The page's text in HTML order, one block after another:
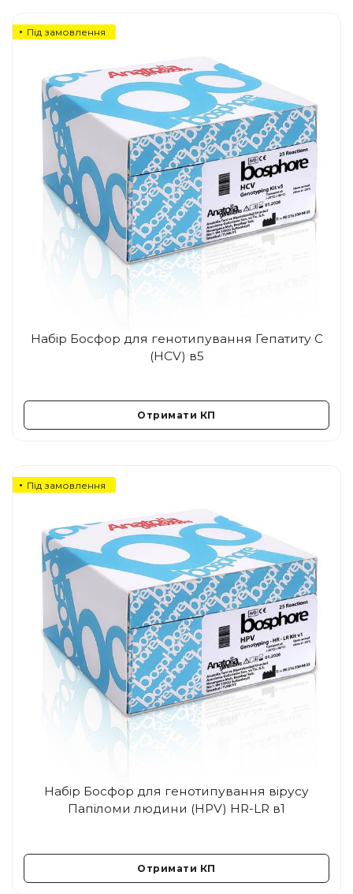
Під замовлення
Набір Босфор для генотипування Гепатиту С
(HCV) в5
Отримати КП
Під замовлення
Набір Босфор для генотипування вірусу
Папіломи людини (HPV) HR-LR в1
Отримати КП